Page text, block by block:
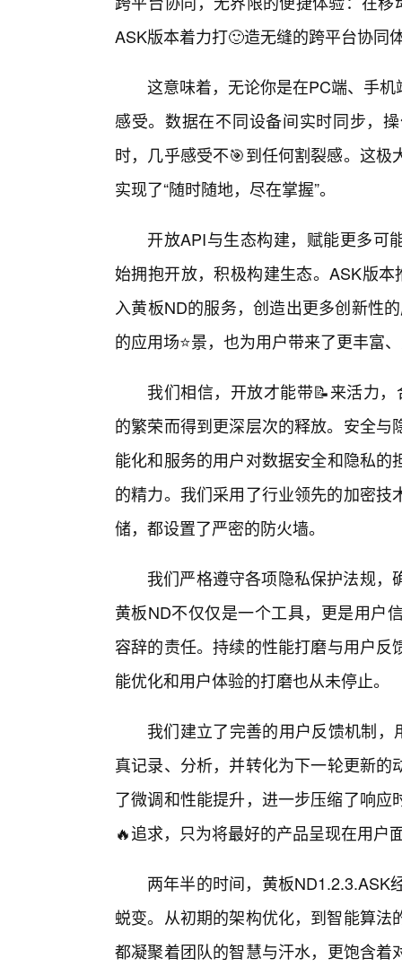
ASK版本着力打🙂造无缝的跨平台协同
这意味着，无论你是在PC端、手
感受。数据在不同设备间实时同步，
时，几乎感受不🎯到任何割裂感。这
实现了“随时随地，尽在掌握”。
开放API与生态构建，赋能更多可
始拥抱开放，积极构建生态。ASK版
入黄板ND的服务，创造出更多创新性
的应用场⭐景，也为用户带来了更丰富
我们相信，开放才能带📝来活力
的繁荣而得到更深层次的释放。安全
能化和服务的用户对数据安全和隐私
的精力。我们采用了行业领先的加密
储，都设置了严密的防火墙。
我们严格遵守各项隐私保护法规
黄板ND不仅仅是一个工具，更是用户
容辞的责任。持续的性能打磨与用户
能优化和用户体验的打磨也从未停止。
我们建立了完善的用户反馈机制
真记录、分析，并转化为下一轮更新
了微调和性能提升，进一步压缩了响
🔥追求，只为将最好的产品呈现在用户
两年半的时间，黄板ND1.2.3.ASK
蜕变。从初期的架构优化，到智能算
都凝聚着团队的智慧与汗水，更饱含